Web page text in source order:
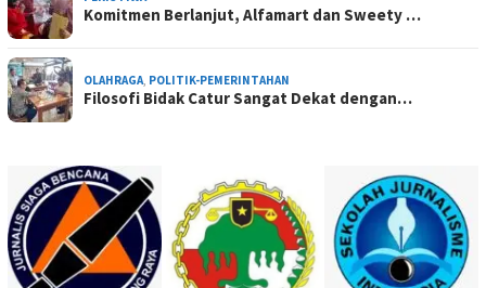
Komitmen Berlanjut, Alfamart dan Sweety …
OLAHRAGA, POLITIK-PEMERINTAHAN
Filosofi Bidak Catur Sangat Dekat dengan…